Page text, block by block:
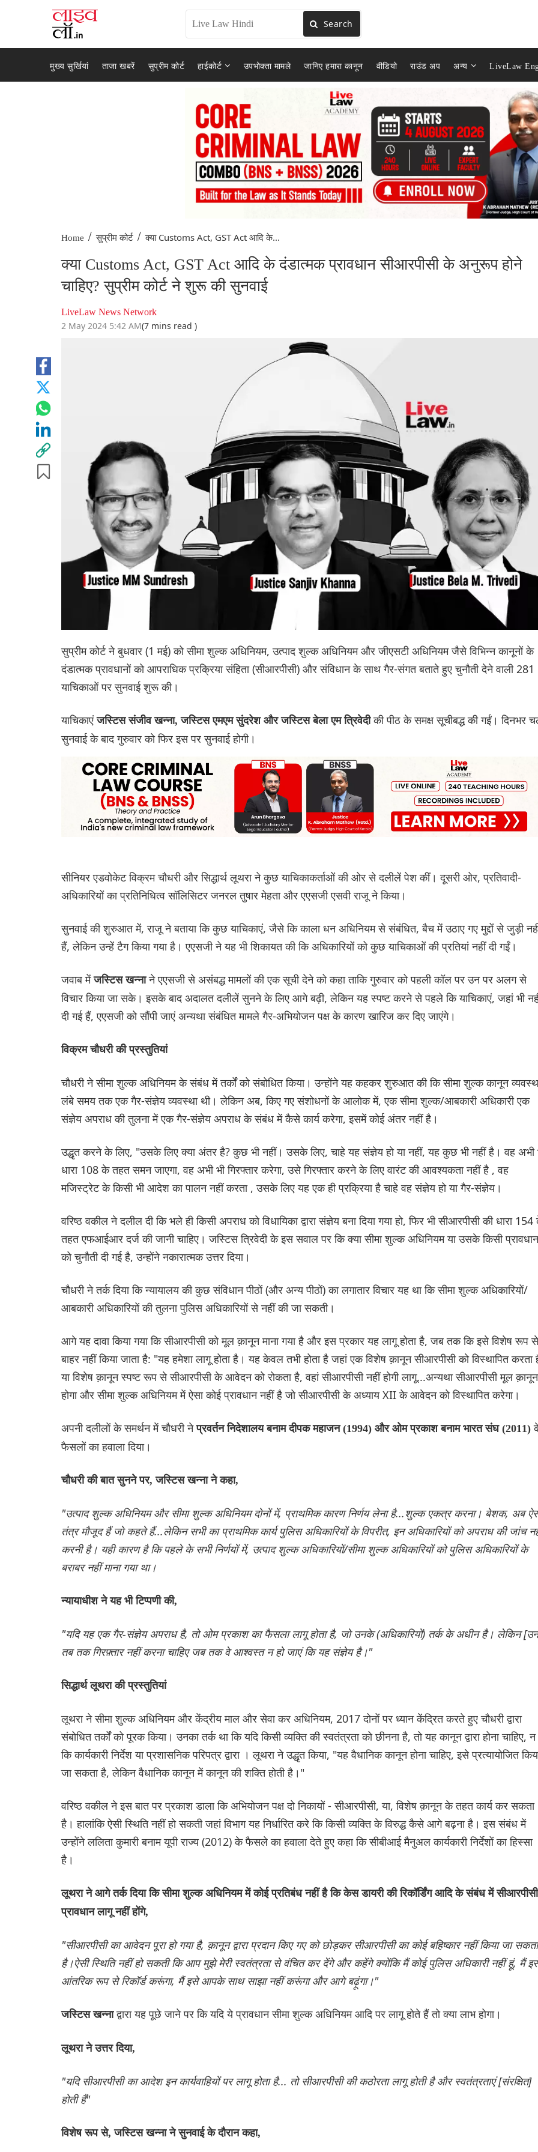
Search
मुख्य सुर्खियां ताजा खबरें सुप्रीम कोर्ट हाईकोर्ट उपभोक्ता मामले जानिए हमारा कानून वीडियो राउंड अप अन्य LiveLaw
Home / सुप्रीम कोर्ट / क्या Customs Act, GST Act आदि के...
क्या Customs Act, GST Act आदि के दंडात्मक प्रावधान सीआरपीसी के अनुरूप होने
चाहिए? सुप्रीम कोर्ट ने शुरू की सुनवाई
LiveLaw News Network
2 May 2024 5:42 AM(7 mins read )
सुप्रीम कोर्ट ने बुधवार (1 मई) को सीमा शुल्क अधिनियम, उत्पाद शुल्क अधिनियम और जीएसटी अधिनियम जैसे विभिन्न कानूनों के
दंडात्मक प्रावधानों को आपराधिक प्रक्रिया संहिता (सीआरपीसी) और संविधान के साथ गैर-संगत बताते हुए चुनौती देने वाली 281
याचिकाओं पर सुनवाई शुरू की।
याचिकाएंजस्टिस संजीव खन्ना, जस्टिस एमएम सुंदरेश और जस्टिस बेला एम त्रिवेदीकी पीठ के समक्ष सूचीबद्ध की गईं। दिनभर
सुनवाई के बाद गुरुवार को फिर इस पर सुनवाई होगी।
सीनियर एडवोकेट विक्रम चौधरी और सिद्धार्थ लूथरा ने कुछ याचिकाकर्ताओं की ओर से दलीलें पेश कीं। दूसरी ओर, प्रतिवादी-
अधिकारियों का प्रतिनिधित्व सॉलिसिटर जनरल तुषार मेहता और एएसजी एसवी राजू ने किया।
सुनवाई की शुरुआत में, राजू ने बताया कि कुछ याचिकाएं, जैसे कि काला धन अधिनियम से संबंधित, बैच में उठाए गए मुद्दों से जुड़ी
हैं, लेकिन उन्हें टैग किया गया है। एएसजी ने यह भी शिकायत की कि अधिकारियों को कुछ याचिकाओं की प्रतियां नहीं दी गईं।
जवाब मेंजस्टिस खन्नाने एएसजी से असंबद्ध मामलों की एक सूची देने को कहा ताकि गुरुवार को पहली कॉल पर उन पर अलग से
विचार किया जा सके। इसके बाद अदालत दलीलें सुनने के लिए आगे बढ़ी, लेकिन यह स्पष्ट करने से पहले कि याचिकाएं, जहां भी
दी गई हैं, एएसजी को सौंपी जाएं अन्यथा संबंधित मामले गैर-अभियोजन पक्ष के कारण खारिज कर दिए जाएंगे।
विक्रम चौधरी की प्रस्तुतियां
चौधरी ने सीमा शुल्क अधिनियम के संबंध में तर्कों को संबोधित किया। उन्होंने यह कहकर शुरुआत की कि सीमा शुल्क कानून
लंबे समय तक एक गैर-संज्ञेय व्यवस्था थी। लेकिन अब, किए गए संशोधनों के आलोक में, एक सीमा शुल्क/आबकारी अधिकारी एक
संज्ञेय अपराध की तुलना में एक गैर-संज्ञेय अपराध के संबंध में कैसे कार्य करेगा, इसमें कोई अंतर नहीं है।
उद्धृत करने के लिए, "उसके लिए क्या अंतर है? कुछ भी नहीं। उसके लिए, चाहे यह संज्ञेय हो या नहीं, यह कुछ भी नहीं है। वह अभी
धारा 108 के तहत समन जाएगा, वह अभी भी गिरफ्तार करेगा, उसे गिरफ्तार करने के लिए वारंट की आवश्यकता नहीं है , वह
मजिस्ट्रेट के किसी भी आदेश का पालन नहीं करता , उसके लिए यह एक ही प्रक्रिया है चाहे वह संज्ञेय हो या गैर-संज्ञेय।
वरिष्ठ वकील ने दलील दी कि भले ही किसी अपराध को विधायिका द्वारा संज्ञेय बना दिया गया हो, फिर भी सीआरपीसी की धारा
तहत एफआईआर दर्ज की जानी चाहिए। जस्टिस त्रिवेदी के इस सवाल पर कि क्या सीमा शुल्क अधिनियम या उसके किसी प्रावधान
को चुनौती दी गई है, उन्होंने नकारात्मक उत्तर दिया।
चौधरी ने तर्क दिया कि न्यायालय की कुछ संविधान पीठों (और अन्य पीठों) का लगातार विचार यह था कि सीमा शुल्क अधिकारियों/
आबकारी अधिकारियों की तुलना पुलिस अधिकारियों से नहीं की जा सकती।
आगे यह दावा किया गया कि सीआरपीसी को मूल क़ानून माना गया है और इस प्रकार यह लागू होता है, जब तक कि इसे विशेष रूप से
बाहर नहीं किया जाता है: "यह हमेशा लागू होता है। यह केवल तभी होता है जहां एक विशेष क़ानून सीआरपीसी को विस्थापित करता
या विशेष क़ानून स्पष्ट रूप से सीआरपीसी के आवेदन को रोकता है, वहां सीआरपीसी नहीं होगी लागू...अन्यथा सीआरपीसी मूल क़ानून
होगा और सीमा शुल्क अधिनियम में ऐसा कोई प्रावधान नहीं है जो सीआरपीसी के अध्याय XII के आवेदन को विस्थापित करेगा।
अपनी दलीलों के समर्थन में चौधरी नेप्रवर्तन निदेशालय बनाम दीपक महाजन (1994) और ओम प्रकाश बनाम भारत संघ (2011)
फैसलों का हवाला दिया।
चौधरी की बात सुनने पर, जस्टिस खन्ना ने कहा,
"उत्पाद शुल्क अधिनियम और सीमा शुल्क अधिनियम दोनों में, प्राथमिक कारण निर्णय लेना है...शुल्क एकत्र करना। बेशक, अब
तंत्र मौजूद हैं जो कहते हैं...लेकिन सभी का प्राथमिक कार्य पुलिस अधिकारियों के विपरीत, इन अधिकारियों को अपराध की जांच
करनी है। यही कारण है कि पहले के सभी निर्णयों में, उत्पाद शुल्क अधिकारियों/सीमा शुल्क अधिकारियों को पुलिस अधिकारियों के
बराबर नहीं माना गया था।
न्यायाधीश ने यह भी टिप्पणी की,
"यदि यह एक गैर-संज्ञेय अपराध है, तो ओम प्रकाश का फैसला लागू होता है, जो उनके (अधिकारियों) तर्क के अधीन है। लेकिन
तब तक गिरफ़्तार नहीं करना चाहिए जब तक वे आश्वस्त न हो जाएं कि यह संज्ञेय है।"
सिद्धार्थ लूथरा की प्रस्तुतियां
लूथरा ने सीमा शुल्क अधिनियम और केंद्रीय माल और सेवा कर अधिनियम, 2017 दोनों पर ध्यान केंद्रित करते हुए चौधरी द्वारा
संबोधित तर्कों को पूरक किया। उनका तर्क था कि यदि किसी व्यक्ति की स्वतंत्रता को छीनना है, तो यह कानून द्वारा होना चाहिए, न
कि कार्यकारी निर्देश या प्रशासनिक परिपत्र द्वारा । लूथरा ने उद्धृत किया, "यह वैधानिक कानून होना चाहिए, इसे प्रत्यायोजित
जा सकता है, लेकिन वैधानिक कानून में कानून की शक्ति होती है।"
वरिष्ठ वकील ने इस बात पर प्रकाश डाला कि अभियोजन पक्ष दो निकायों - सीआरपीसी, या, विशेष क़ानून के तहत कार्य कर सकता
है। हालांकि ऐसी स्थिति नहीं हो सकती जहां विभाग यह निर्धारित करे कि किसी व्यक्ति के विरुद्ध कैसे आगे बढ़ना है। इस संबंध में
उन्होंने ललिता कुमारी बनाम यूपी राज्य (2012) के फैसले का हवाला देते हुए कहा कि सीबीआई मैनुअल कार्यकारी निर्देशों का हिस्सा
है।
लूथरा ने आगे तर्क दिया कि सीमा शुल्क अधिनियम में कोई प्रतिबंध नहीं है कि केस डायरी की रिकॉर्डिंग आदि के संबंध में सीआरपीसी
प्रावधान लागू नहीं होंगे,
"सीआरपीसी का आवेदन पूरा हो गया है, क़ानून द्वारा प्रदान किए गए को छोड़कर सीआरपीसी का कोई बहिष्कार नहीं किया जा सकता
है।ऐसी स्थिति नहीं हो सकती कि आप मुझे मेरी स्वतंत्रता से वंचित कर देंगे और कहेंगे क्योंकि मैं कोई पुलिस अधिकारी नहीं हूं, मैं
आंतरिक रूप से रिकॉर्ड करूंगा, मैं इसे आपके साथ साझा नहीं करूंगा और आगे बढ़ूंगा।"
जस्टिस खन्नाद्वारा यह पूछे जाने पर कि यदि ये प्रावधान सीमा शुल्क अधिनियम आदि पर लागू होते हैं तो क्या लाभ होगा।
लूथरा ने उत्तर दिया,
"यदि सीआरपीसी का आदेश इन कार्यवाहियों पर लागू होता है... तो सीआरपीसी की कठोरता लागू होती है और स्वतंत्रताएं [संरक्षित]
होती हैं"
विशेष रूप से, जस्टिस खन्ना ने सुनवाई के दौरान कहा,